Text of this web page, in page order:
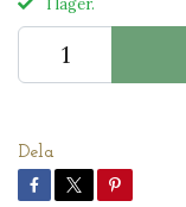
I lager.
Dela